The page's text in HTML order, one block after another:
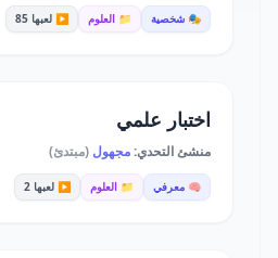
🎭 شخصية 📁 العلوم ▶️ لعبها 85
اختبار علمي
منشئ التحدي:مجهول (مبتدئ)
🧠 معرفي 📁 العلوم ▶️ لعبها 2